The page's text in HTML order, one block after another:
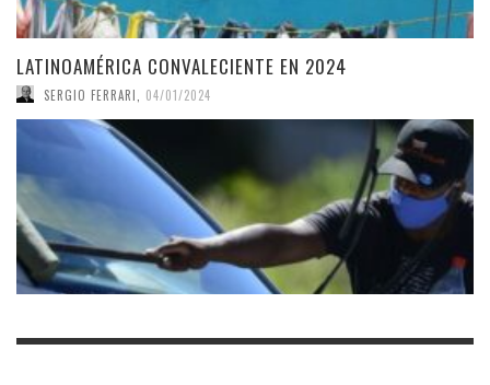
LATINOAMÉRICA CONVALECIENTE EN 2024
SERGIO FERRARI 04/01/2024